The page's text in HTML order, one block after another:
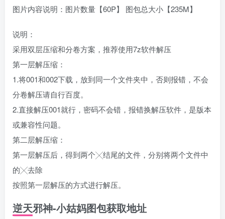
图片内容说明：图片数量【60P】 图包总大小【235M】
说明：
采用双层压缩和分卷方案，推荐使用7z软件解压
第一层解压缩：
1.将001和002下载，放到同一个文件夹中，否则报错，不会
分卷解压请自行百度。
2.直接解压001就行，密码不会错，报错换解压软件，是版本
或兼容性问题。
第二层解压缩：
第一层解压后，得到两个╳结尾的文件，分别将两个文件中
的╳去除
按照第一层解压的方式进行解压。
逆天邪神-小姑妈图包获取地址